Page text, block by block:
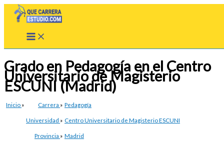
Grado en Pedagogía en el Centro
Universitario de Magisterio
ESCUNI (Madrid)
Inicio » Carrera » Pedagogía
Universidad » Centro Universitario de Magisterio ESCUNI
Provincia » Madrid